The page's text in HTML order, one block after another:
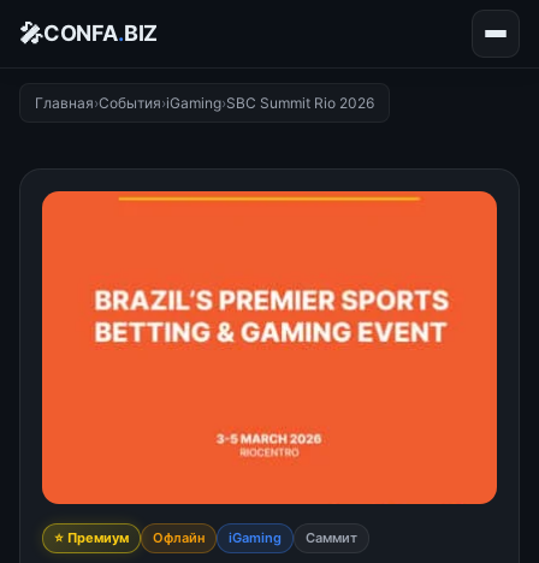
🎤CONFA.BIZ
Главная›События›iGaming›SBC Summit Rio 2026
⭐ Премиум Офлайн iGaming Саммит